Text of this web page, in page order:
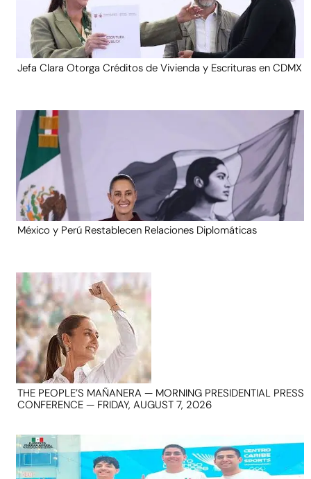
Jefa Clara Otorga Créditos de Vivienda y Escrituras en CDMX
México y Perú Restablecen Relaciones Diplomáticas
THE PEOPLE’S MAÑANERA — MORNING PRESIDENTIAL PRESS
CONFERENCE — FRIDAY, AUGUST 7, 2026